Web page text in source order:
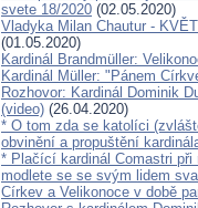
svete 18/2020 (02.05.2020)
Vladyka Milan Chautur -
(01.05.2020)
Kardinál Brandmüller:
Kardinál Müller: "Pánem
Rozhovor: Kardinál Dominik
(video) (26.04.2020)
* O tom zda se katolíci
obvinění a propuštění
* Plačící kardinál Comastri
modlete se se svým lidem
Církev a Velikonoce v době